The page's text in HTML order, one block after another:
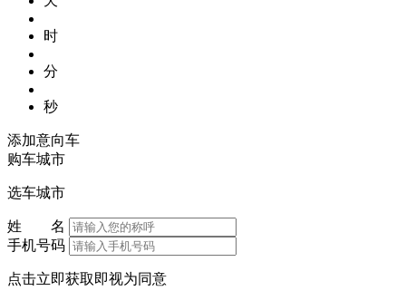
时
分
秒
添加意向车
购车城市
选车城市
姓 名
手机号码
点击立即获取即视为同意